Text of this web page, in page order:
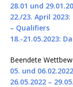
28.01 und
22./23. April
– Qualifiers
18.-21.05.2023:
Beendete
05. und
26.05.2022 –